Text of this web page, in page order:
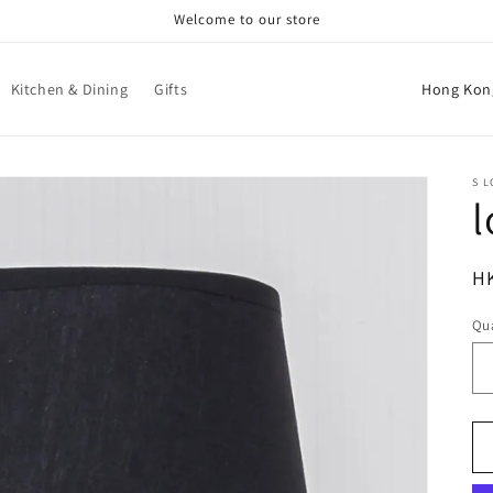
Welcome to our store
Kitchen & Dining Gifts
C
n
S